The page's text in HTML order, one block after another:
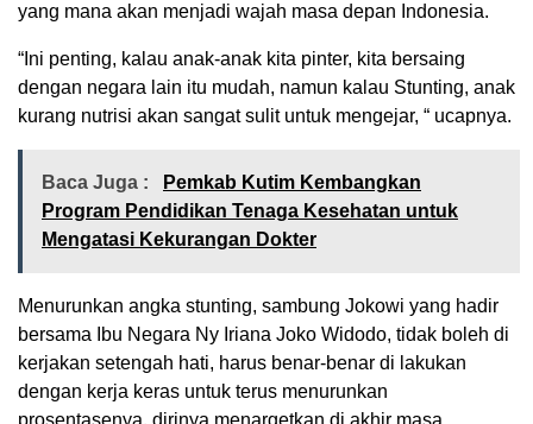
yang mana akan menjadi wajah masa depan Indonesia.
“Ini penting, kalau anak-anak kita pinter, kita bersaing
dengan negara lain itu mudah, namun kalau Stunting, anak
kurang nutrisi akan sangat sulit untuk mengejar, “ ucapnya.
Baca Juga :
Pemkab Kutim Kembangkan
Program Pendidikan Tenaga Kesehatan untuk
Mengatasi Kekurangan Dokter
Menurunkan angka stunting, sambung Jokowi yang hadir
bersama Ibu Negara Ny Iriana Joko Widodo, tidak boleh di
kerjakan setengah hati, harus benar-benar di lakukan
dengan kerja keras untuk terus menurunkan